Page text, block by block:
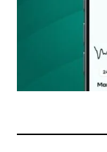
Nimesi tai
Tilaa